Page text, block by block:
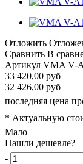
Отложить
Сравнить В
Артикул VMA V-
33 420,00 руб
32 426,00 руб
последняя цена
* Актуальную
Мало
Нашли дешевле?
-